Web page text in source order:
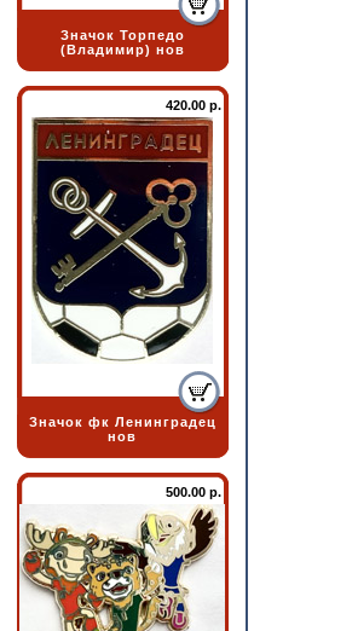
Значок Торпедо
(Владимир) нов
420.00 р.
Значок фк Ленинградец
нов
500.00 р.